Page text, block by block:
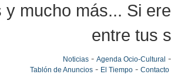
y mucho más... Si
entre tus
Noticias- Agenda Ocio-Cultural
Tablón de Anuncios- El Tiempo- Contacto